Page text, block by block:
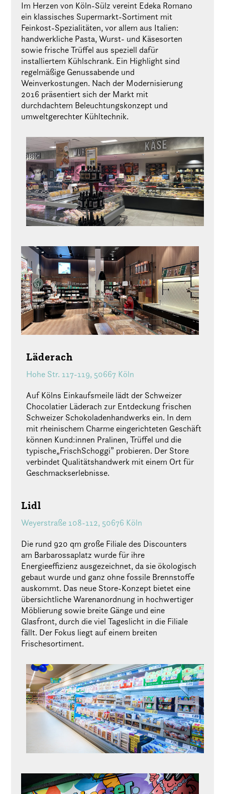
Im Herzen von Köln-Sülz vereint Edeka Romano
ein klassisches Supermarkt-Sortiment mit
Feinkost-Spezialitäten, vor allem aus Italien:
handwerkliche Pasta, Wurst- und Käsesorten
sowie frische Trüffel aus speziell dafür
installiertem Kühlschrank. Ein Highlight sind
regelmäßige Genussabende und
Weinverkostungen. Nach der Modernisierung
2016 präsentiert sich der Markt mit
durchdachtem Beleuchtungskonzept und
umweltgerechter Kühltechnik.
Läderach
Hohe Str. 117-119, 50667 Köln
Auf Kölns Einkaufsmeile lädt der Schweizer
Chocolatier Läderach zur Entdeckung frischen
Schweizer Schokoladenhandwerks ein. In dem
mit rheinischem Charme eingerichteten Geschäft
können Kund:innen Pralinen, Trüffel und die
typische„FrischSchoggi” probieren. Der Store
verbindet Qualitätshandwerk mit einem Ort für
Geschmackserlebnisse.
Lidl
Weyerstraße 108-112, 50676 Köln
Die rund 920 qm große Filiale des Discounters
am Barbarossaplatz wurde für ihre
Energieeffizienz ausgezeichnet, da sie ökologisch
gebaut wurde und ganz ohne fossile Brennstoffe
auskommt. Das neue Store-Konzept bietet eine
übersichtliche Warenanordnung in hochwertiger
Möblierung sowie breite Gänge und eine
Glasfront, durch die viel Tageslicht in die Filiale
fällt. Der Fokus liegt auf einem breiten
Frischesortiment.